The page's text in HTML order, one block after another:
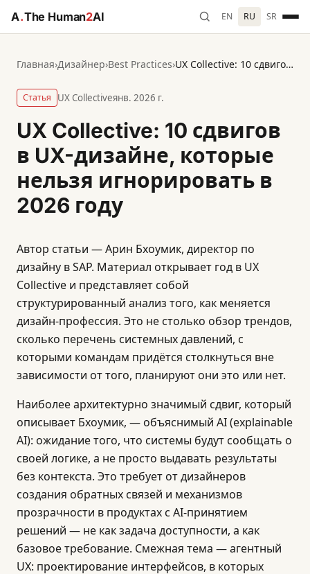
A.The Human2AI EN RU SR
Главная›Дизайнер›Best Practices› UX Collective: 10 сдвигов в UX-дизайне, которые нельзя игнорировать в 2026 году
Статья UX Collectiveянв. 2026 г.
UX Collective: 10 сдвигов
в UX-дизайне, которые
нельзя игнорировать в
2026 году
Автор статьи — Арин Бхоумик, директор по
дизайну в SAP. Материал открывает год в UX
Collective и представляет собой
структурированный анализ того, как меняется
дизайн-профессия. Это не столько обзор трендов,
сколько перечень системных давлений, с
которыми командам придётся столкнуться вне
зависимости от того, планируют они это или нет.
Наиболее архитектурно значимый сдвиг, который
описывает Бхоумик, — объяснимый AI (explainable
AI): ожидание того, что системы будут сообщать о
своей логике, а не просто выдавать результаты
без контекста. Это требует от дизайнеров
создания обратных связей и механизмов
прозрачности в продуктах с AI-принятием
решений — не как задача доступности, а как
базовое требование. Смежная тема — агентный
UX: проектирование интерфейсов, в которых